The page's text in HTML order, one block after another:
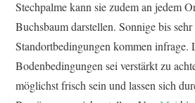
Stechpalme kann sie zudem an jedem
Buchsbaum darstellen. Sonnige bis sehr
Standortbedingungen kommen infrage.
Bodenbedingungen sei verstärkt zu
möglichst frisch sein und lassen sich